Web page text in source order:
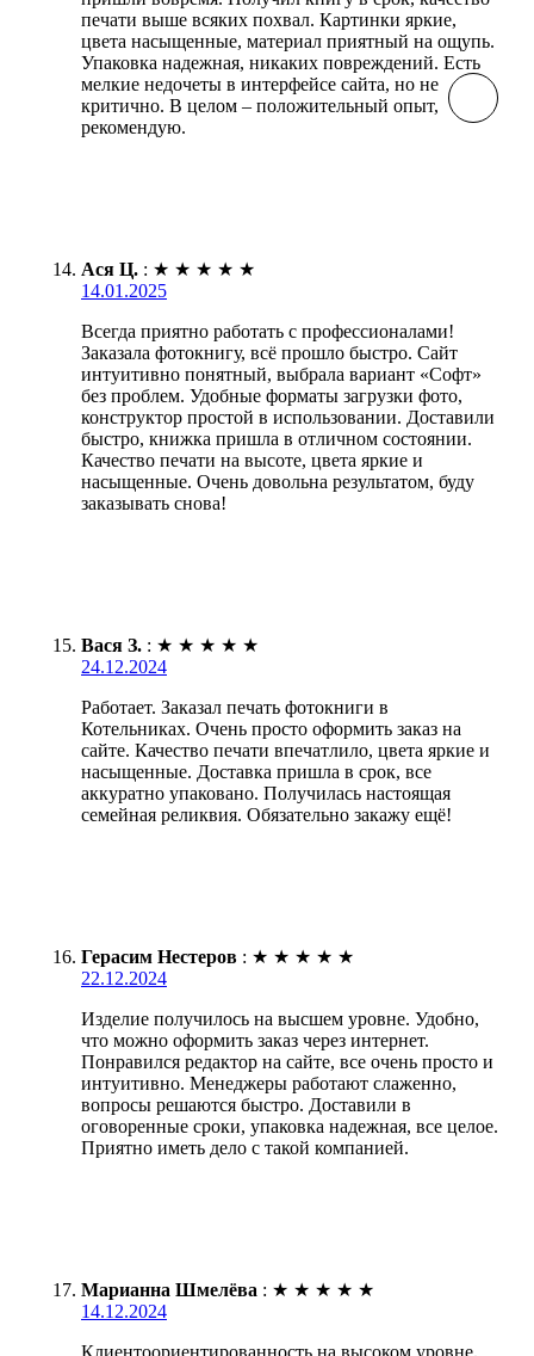
печати выше всяких похвал. Картинки яркие,
цвета насыщенные, материал приятный на ощупь.
Упаковка надежная, никаких повреждений. Есть
мелкие недочеты в интерфейсе сайта, но не
критично. В целом – положительный опыт,
рекомендую.
Ася Ц. : ★ ★ ★ ★ ★
14.01.2025
Всегда приятно работать с профессионалами!
Заказала фотокнигу, всё прошло быстро. Сайт
интуитивно понятный, выбрала вариант «Софт»
без проблем. Удобные форматы загрузки фото,
конструктор простой в использовании. Доставили
быстро, книжка пришла в отличном состоянии.
Качество печати на высоте, цвета яркие и
насыщенные. Очень довольна результатом, буду
заказывать снова!
Вася З. : ★ ★ ★ ★ ★
24.12.2024
Работает. Заказал печать фотокниги в
Котельниках. Очень просто оформить заказ на
сайте. Качество печати впечатлило, цвета яркие и
насыщенные. Доставка пришла в срок, все
аккуратно упаковано. Получилась настоящая
семейная реликвия. Обязательно закажу ещё!
Герасим Нестеров : ★ ★ ★ ★ ★
22.12.2024
Изделие получилось на высшем уровне. Удобно,
что можно оформить заказ через интернет.
Понравился редактор на сайте, все очень просто и
интуитивно. Менеджеры работают слаженно,
вопросы решаются быстро. Доставили в
оговоренные сроки, упаковка надежная, все целое.
Приятно иметь дело с такой компанией.
Марианна Шмелёва : ★ ★ ★ ★ ★
14.12.2024